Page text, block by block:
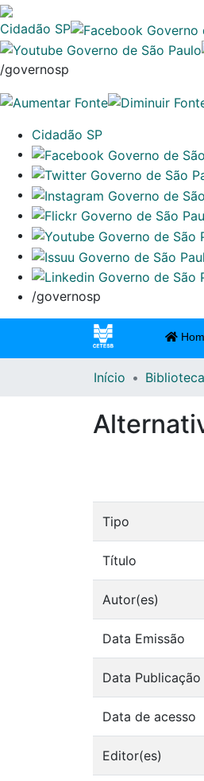
Cidadão SP
/governosp
Cidadão SP
/governosp
Início
Tipo
Título
Autor(es)
Data Emissão
Data Publicação
Data de acesso
Editor(es)